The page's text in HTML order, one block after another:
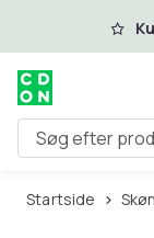
Spring til
Søg efter
Startside